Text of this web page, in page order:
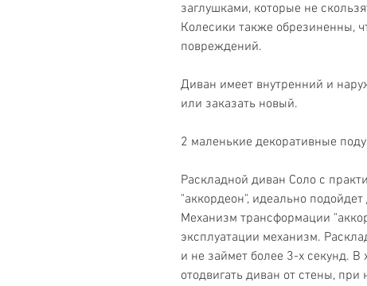
заглушками, которые не
Колесики также обрезиненны,
повреждений.
Диван имеет внутренний и
или заказать новый.
2 маленькие декоративные
Раскладной диван Соло с
"аккордеон", идеально
Механизм трансформации
эксплуатации механизм.
и не займет более 3-х секунд.
отодвигать диван от стены,